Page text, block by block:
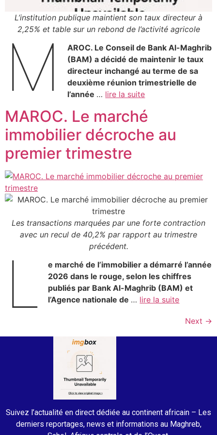
L’institution publique maintient son taux directeur à
2,25% et table sur un rebond de l’activité agricole
M
AROC. Le Conseil de Bank Al-Maghrib
(BAM) a décidé de maintenir le taux
directeur inchangé au terme de sa
deuxième réunion trimestrielle de
l’année … lire la suite
MAROC. Le marché
immobilier décroche au
premier trimestre
Les transactions marquées par une forte contraction
avec un recul de 40,2% par rapport au trimestre
précédent.
L
e marché de l’immobilier a démarré l’année
2026 dans le rouge, selon les chiffres
publiés par Bank Al-Maghrib (BAM) et
l’Agence nationale de … lire la suite
Next →
Suivez l’actualité en direct dédiée au continent africain – Les
derniers reportages, news et informations au Maghreb,